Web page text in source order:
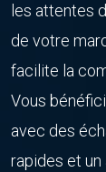
les attentes
de votre
facilite la
Vous
avec des
rapides et